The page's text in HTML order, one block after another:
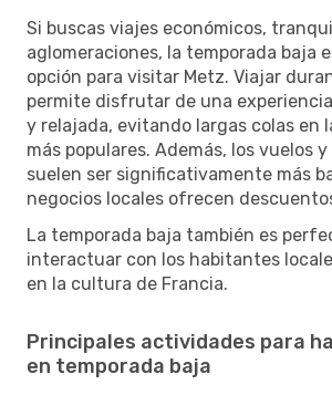
Si buscas viajes económicos,
aglomeraciones, la temporada baja
opción para visitar Metz. Viajar
permite disfrutar de una
y relajada, evitando largas colas en
más populares. Además, los vuelos
suelen ser significativamente más
negocios locales ofrecen
La temporada baja también es
interactuar con los habitantes
en la cultura de Francia.
Principales actividades para
en temporada baja